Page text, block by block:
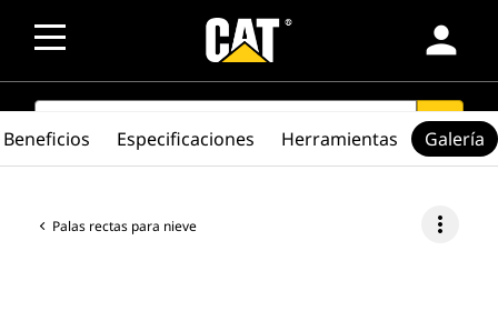
person
SEARCH search
Palas rectas para nieve more_vert
Beneficios Especificaciones Herramientas Galería